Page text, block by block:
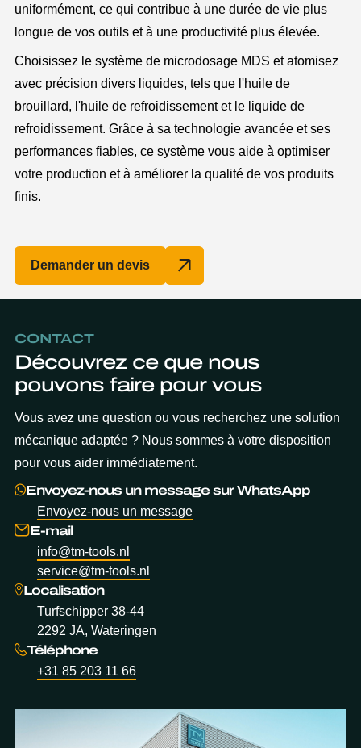
uniformément, ce qui contribue à une durée de vie plus
longue de vos outils et à une productivité plus élevée.
Choisissez le système de microdosage MDS et atomisez
avec précision divers liquides, tels que l'huile de
brouillard, l'huile de refroidissement et le liquide de
refroidissement. Grâce à sa technologie avancée et ses
performances fiables, ce système vous aide à optimiser
votre production et à améliorer la qualité de vos produits
finis.
Demander un devis
CONTACT
Découvrez ce que nous
pouvons faire pour vous
Vous avez une question ou vous recherchez une solution
mécanique adaptée ? Nous sommes à votre disposition
pour vous aider immédiatement.
Envoyez-nous un message sur WhatsApp
Envoyez-nous un message
E-mail
info@tm-tools.nl
service@tm-tools.nl
Localisation
Turfschipper 38-44
2292 JA, Wateringen
Téléphone
+31 85 203 11 66